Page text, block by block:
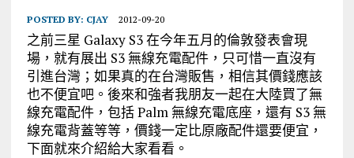
POSTED BY: CJAY 2012-09-20
之前三星 Galaxy S3 在今年五月的倫敦發表會現
場，就有展出 S3 無線充電配件，只可惜一直沒有
引進台灣；如果真的在台灣販售，相信其價錢應該
也不便宜吧。後來和強者我朋友一起在大陸買了無
線充電配件，包括 Palm 無線充電底座，還有 S3 無
線充電背蓋等等，價錢一定比原廠配件還要便宜，
下面就來介紹給大家看看。